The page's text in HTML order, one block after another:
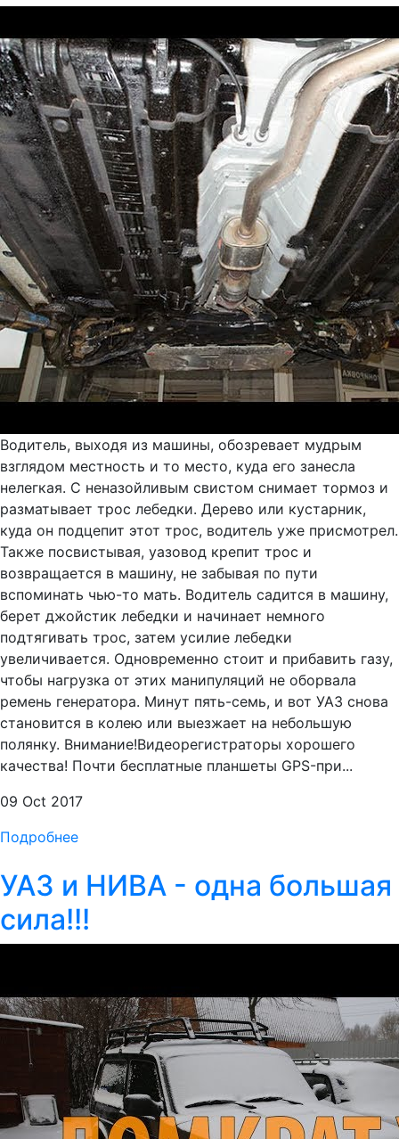
Водитель, выходя из машины, обозревает мудрым
взглядом местность и то место, куда его занесла
нелегкая. С неназойливым свистом снимает тормоз и
разматывает трос лебедки. Дерево или кустарник,
куда он подцепит этот трос, водитель уже присмотрел.
Также посвистывая, уазовод крепит трос и
возвращается в машину, не забывая по пути
вспоминать чью-то мать. Водитель садится в машину,
берет джойстик лебедки и начинает немного
подтягивать трос, затем усилие лебедки
увеличивается. Одновременно стоит и прибавить газу,
чтобы нагрузка от этих манипуляций не оборвала
ремень генератора. Минут пять-семь, и вот УАЗ снова
становится в колею или выезжает на небольшую
полянку. Внимание!Видеорегистраторы хорошего
качества! Почти бесплатные планшеты GPS-при...
09 Oct 2017
Подробнее
УАЗ и НИВА - одна большая
сила!!!